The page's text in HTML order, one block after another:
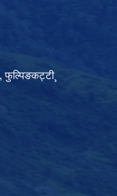
फुल्पिङकट्टी¸